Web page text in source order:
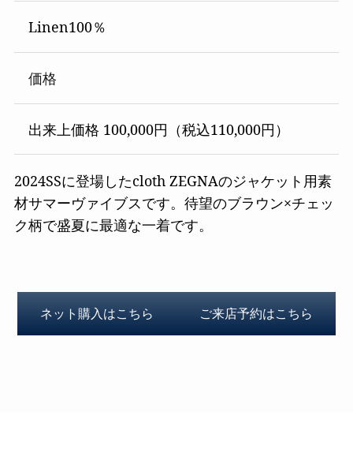
Linen100％
価格
出来上価格 100,000円（税込110,000円）
2024SSに登場したcloth ZEGNAのジャケット用素
材サマーヴァイブスです。待望のブラウン×チェッ
ク柄で盛夏に最適な一着です。
ネット購入はこちら ご来店予約はこちら